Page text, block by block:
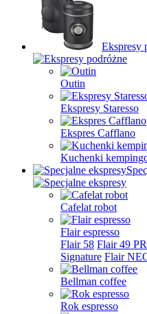
Ekspresy
Outin
Ekspresy Staresso
Ekspres Cafflano
Kuchenki
Cafelat robot
Flair espresso
Flair 58 Flair 49
Signature Flair
Bellman coffee
Rok espresso